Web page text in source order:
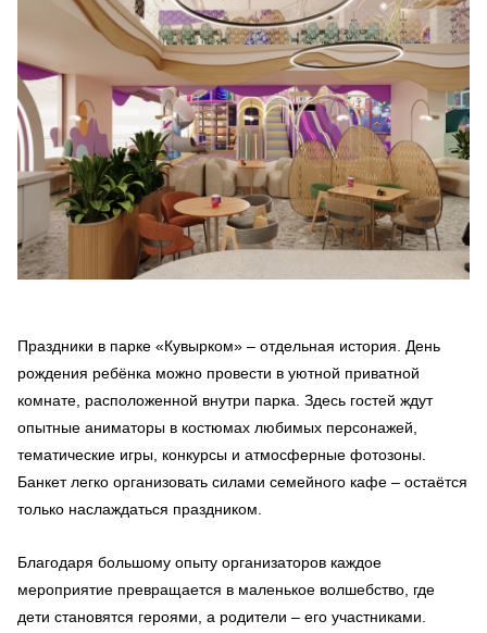
Праздники в парке «Кувырком» – отдельная история. День
рождения ребёнка можно провести в уютной приватной
комнате, расположенной внутри парка. Здесь гостей ждут
опытные аниматоры в костюмах любимых персонажей,
тематические игры, конкурсы и атмосферные фотозоны.
Банкет легко организовать силами семейного кафе – остаётся
только наслаждаться праздником.
Благодаря большому опыту организаторов каждое
мероприятие превращается в маленькое волшебство, где
дети становятся героями, а родители – его участниками.